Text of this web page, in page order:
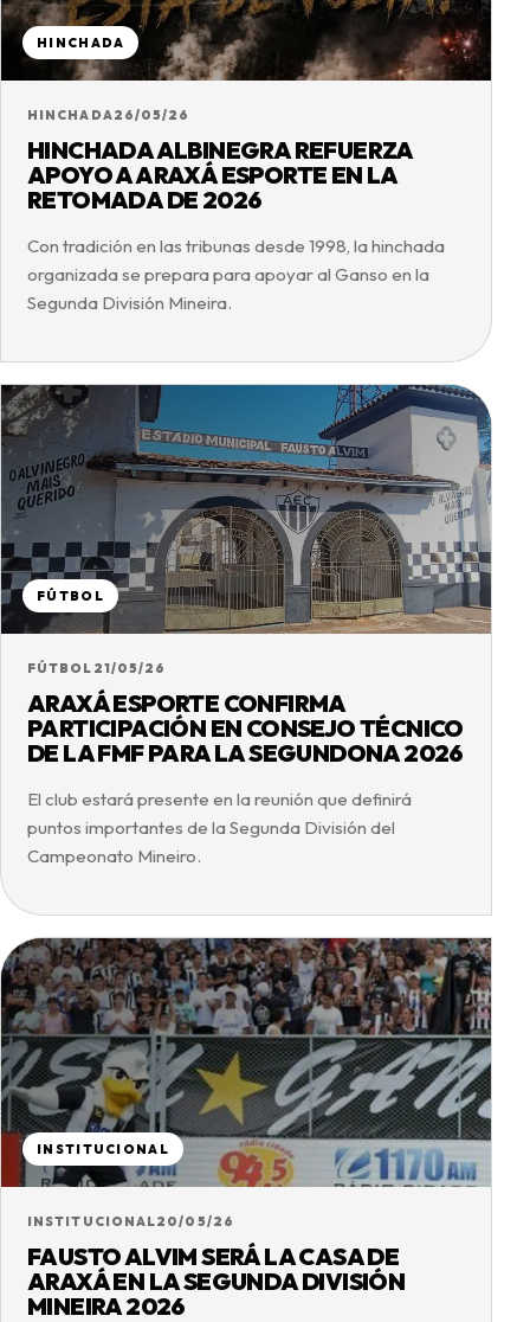
HINCHADA
HINCHADA26/05/26
HINCHADA ALBINEGRA REFUERZA
APOYO A ARAXÁ ESPORTE EN LA
RETOMADA DE 2026
Con tradición en las tribunas desde 1998, la hinchada
organizada se prepara para apoyar al Ganso en la
Segunda División Mineira.
FÚTBOL
FÚTBOL 21/05/26
ARAXÁ ESPORTE CONFIRMA
PARTICIPACIÓN EN CONSEJO TÉCNICO
DE LA FMF PARA LA SEGUNDONA 2026
El club estará presente en la reunión que definirá
puntos importantes de la Segunda División del
Campeonato Mineiro.
INSTITUCIONAL
INSTITUCIONAL20/05/26
FAUSTO ALVIM SERÁ LA CASA DE
ARAXÁ EN LA SEGUNDA DIVISIÓN
MINEIRA 2026